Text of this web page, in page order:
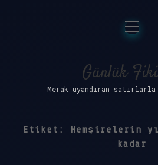
Anasayfa
Gizlilik
Yasal
menüyü
aç
Günlük
Merak uyandıran
Etiket:
Hemşirelerin
kadar